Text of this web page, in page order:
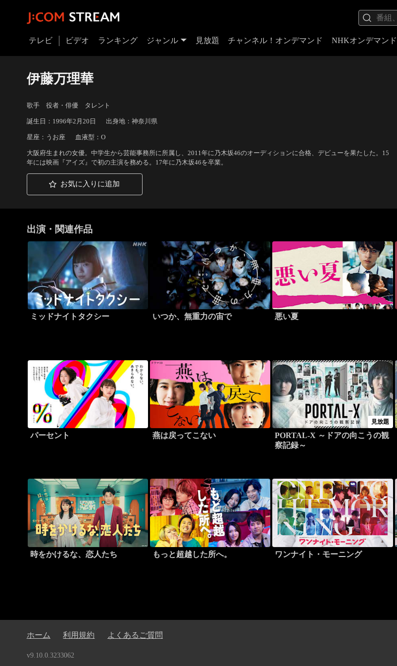
テレビ ビデオ ランキング ジャンル 見放題 チャンネル！オンデマンド NHKオンデマンド
伊藤万理華
歌手 役者・俳優 タレント
誕生日：1996年2月20日 出身地：神奈川県
星座：うお座 血液型：O
大阪府生まれの女優。中学生から芸能事務所に所属し、2011年に乃木坂46のオーディションに合格、デビューを果たした。15
年には映画『アイズ』で初の主演を務める。17年に乃木坂46を卒業。
お気に入りに追加
出演・関連作品
ミッドナイトタクシー いつか、無重力の宙で 悪い夏
パーセント 燕は戻ってこない
見放題
PORTAL-X ～ドアの向こうの観
察記録～
時をかけるな、恋人たち もっと超越した所へ。 ワンナイト・モーニング
ホーム 利用規約 よくあるご質問
v9.10.0.3233062